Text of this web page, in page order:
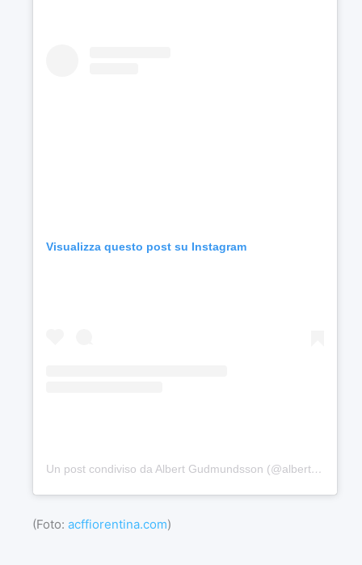
Visualizza questo post su Instagram
Un post condiviso da Albert Gudmundsson (@albertgudmundsson)
(Foto: acffiorentina.com)